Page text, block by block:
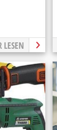
LESEN